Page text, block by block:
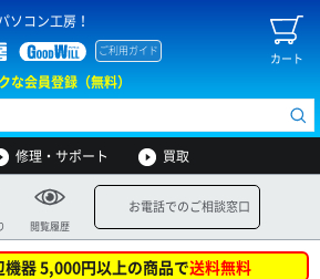
ソコン工房！
カート
ご利用ガイド
な会員登録（無料）
修理・サポート 買取
閲覧履歴
お電話でのご相談窓口
機器 5,000円以上の商品で送料無料